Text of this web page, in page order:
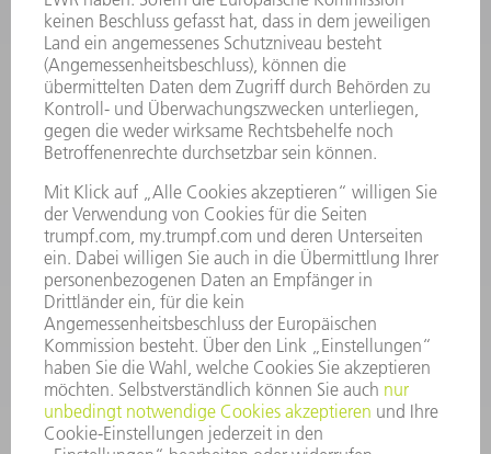
Häufig gestellte Fragen
Allgemeine Geschäftsbedingungen
KONTAKT
Kundenbetreuung TRUMPF Werkzeugmaschinen
+49 7156 303 33222
Mo - Fr: 07:30 - 17:30 Uhr
Erweiterte Rufbereitschaft per Service App Mo - Fr:
06:30 - 20.00 Uhr Sa: 07:00 - 12:00 Uhr
Kundenbetreuung@trumpf.com
KONTAKT
Service TRUMPF Lasertechnik
+49 7156 303 37444
Mo - Fr: 07:30 - 18:00 Uhr
Additive Manufacturing 07:30 - 17:30 Uhr
spareparts.tld@trumpf.com